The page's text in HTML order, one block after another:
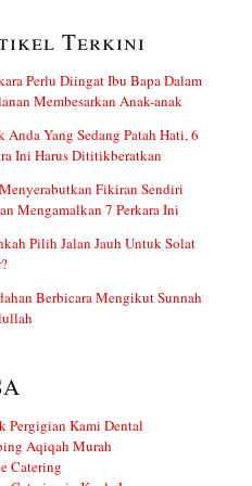
Terkini
Perlu Diingat Ibu Bapa Dalam
Membesarkan Anak-anak
Anda Yang Sedang Patah Hati, 6
Ini Harus Dititikberatkan
Fikiran Sendiri
Mengamalkan 7 Perkara Ini
Pilih Jalan Jauh Untuk Solat
Berbicara Mengikut Sunnah
Pergigian Kami Dental
Aqiqah Murah
Catering